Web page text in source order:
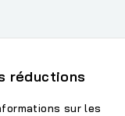
réductions
sur les